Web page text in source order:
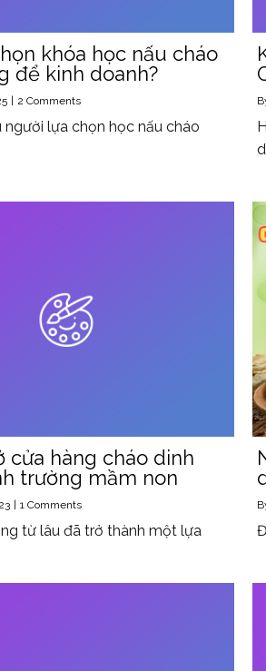
khóa học nấu cháo
để kinh doanh?
2 Comments
người lựa chọn học nấu cháo
cửa hàng cháo dinh
trường mầm non
1 Comments
từ lâu đã trở thành một lựa